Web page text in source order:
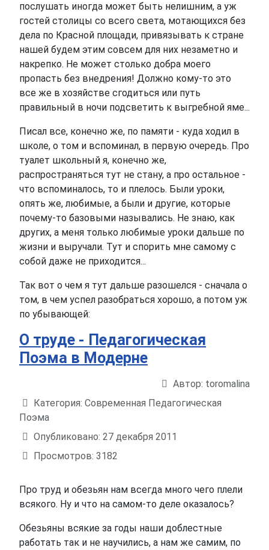
послушать иногда может быть нелишним, а уж
гостей столицы со всего света, мотающихся без
дела по Красной площади, привязывать к стране
нашей будем этим совсем для них незаметно и
накрепко. Не может столько добра моего
пропасть без внедрения! Должно кому-то это
все же в хозяйстве сгодиться или путь
правильный в ночи подсветить к выгребной яме...
Писал все, конечно же, по памяти - куда ходил в
школе, о том и вспоминал, в первую очередь. Про
туалет школьный я, конечно же,
распространяться тут не стану, а про остальное -
что вспоминалось, то и плелось. Были уроки,
опять же, любимые, а были и другие, которые
почему-то базовыми назывались. Не знаю, как
других, а меня только любимые уроки дальше по
жизни и выручали. Тут и спорить мне самому с
собой даже не приходится...
Так вот о чем я тут дальше разошелся - сначала о
том, в чем успел разобраться хорошо, а потом уж
по убывающей:
О труде - Педагогическая
Поэма в Модерне
Автор: toromalina
Категория: Современная Педагогическая
Поэма
Опубликовано: 27 декабря 2011
Просмотров: 3182
Про труд и обезьян нам всегда много чего плели
всякого. Ну и что на самом-то деле оказалось?
Обезьяны всякие за годы наши доблестные
работать так и не научились, а нам же самим, по